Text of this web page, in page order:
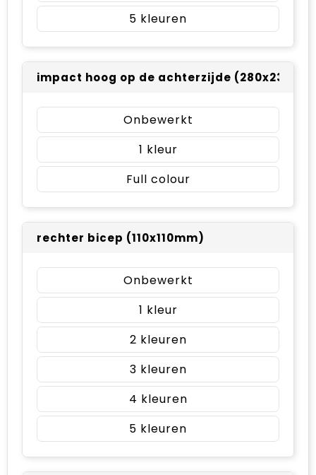
5
impact hoog op de achterzijde
Onbewerkt
1
Full colour
rechter bicep (110x110mm)
Onbewerkt
1
2
3
4
5